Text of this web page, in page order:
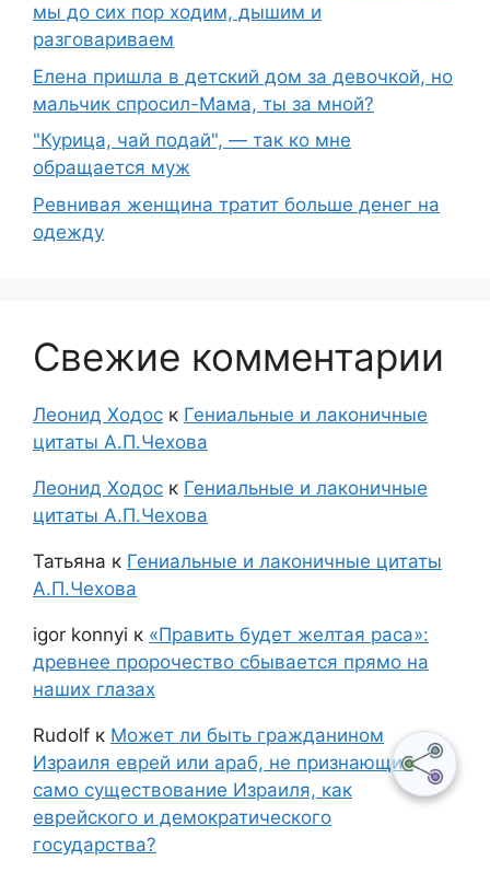
мы до сих пор ходим, дышим и
разговариваем
Елена пришла в детский дом за девочкой, но
мальчик спросил-Мама, ты за мной?
"Курица, чай подай", — так ко мне
обращается муж
Ревнивая женщина тратит больше денег на
одежду
Свежие комментарии
Леонид Ходос к Гениальные и лаконичные
цитаты А.П.Чехова
Леонид Ходос к Гениальные и лаконичные
цитаты А.П.Чехова
Татьяна к Гениальные и лаконичные цитаты
А.П.Чехова
igor konnyi к «Править будет желтая раса»:
древнее пророчество сбывается прямо на
наших глазах
Rudolf к Может ли быть гражданином
Израиля еврей или араб, не признающий
само существование Израиля, как
еврейского и демократического
государства?